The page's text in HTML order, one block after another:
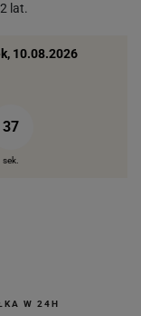
lat.
10.08.2026
36
sek.
W 24H